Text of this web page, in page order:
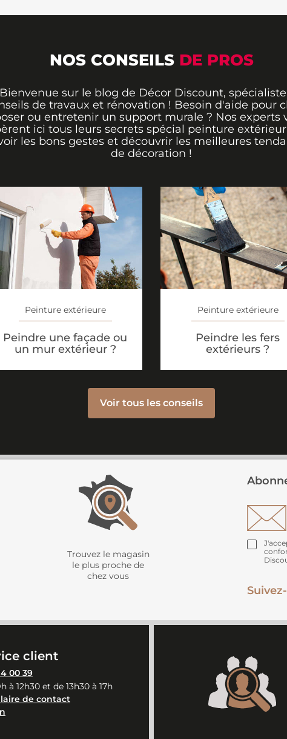
NOS CONSEILS DE PROS
Bienvenue sur le blog de Décor Discount,
de travaux et rénovation ! Besoin d'aide pour
ou entretenir un support murale ? Nos experts
ici tous leurs secrets spécial peinture
les bons gestes et découvrir les meilleures
de décoration !
Peinture extérieure
Peindre une façade ou
un mur extérieur ?
Peinture extérieure
Peindre les fers
extérieurs ?
Voir tous les conseils
Trouvez le magasin
le plus proche de
chez vous
client
00 39
12h30 et de 13h30 à 17h
de contact